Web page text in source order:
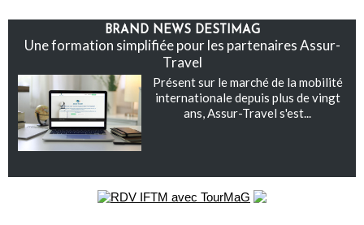
BRAND NEWS DESTIMAG
Une formation simplifiée pour les partenaires Assur-
Travel
Présent sur le marché de la mobilité
internationale depuis plus de vingt
ans, Assur-Travel s'est...